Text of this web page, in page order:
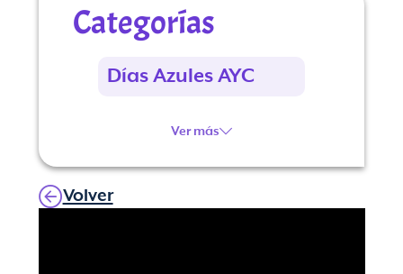
Categorías
Días Azules AYC
Ver más
Volver